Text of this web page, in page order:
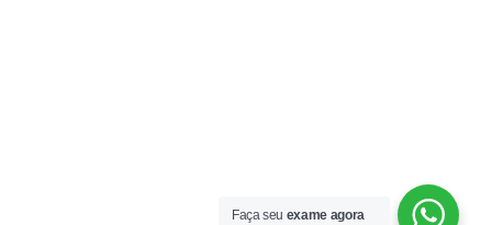
Agendar Consulta!
Faça seu exame agora